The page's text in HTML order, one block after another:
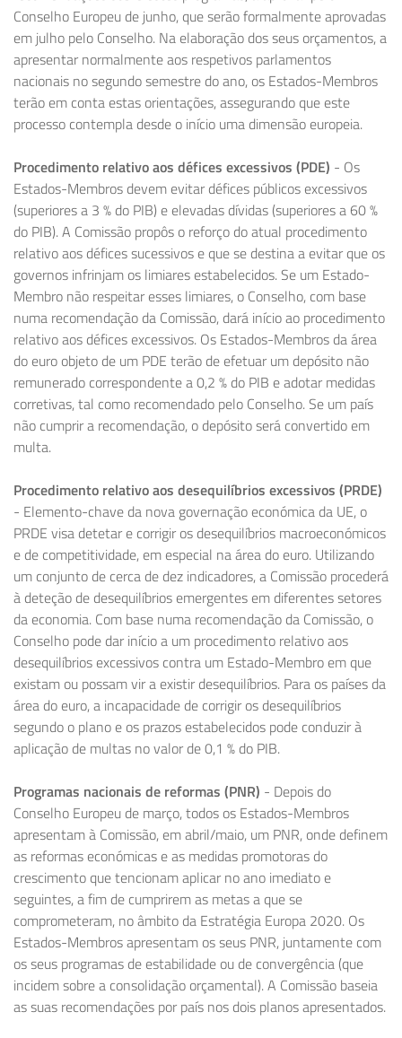
Conselho Europeu de junho, que serão formalmente aprovadas
em julho pelo Conselho. Na elaboração dos seus orçamentos, a
apresentar normalmente aos respetivos parlamentos
nacionais no segundo semestre do ano, os Estados-Membros
terão em conta estas orientações, assegurando que este
processo contempla desde o início uma dimensão europeia.
Procedimento relativo aos défices excessivos (PDE) - Os
Estados-Membros devem evitar défices públicos excessivos
(superiores a 3 % do PIB) e elevadas dívidas (superiores a 60 %
do PIB). A Comissão propôs o reforço do atual procedimento
relativo aos défices sucessivos e que se destina a evitar que os
governos infrinjam os limiares estabelecidos. Se um Estado-
Membro não respeitar esses limiares, o Conselho, com base
numa recomendação da Comissão, dará início ao procedimento
relativo aos défices excessivos. Os Estados-Membros da área
do euro objeto de um PDE terão de efetuar um depósito não
remunerado correspondente a 0,2 % do PIB e adotar medidas
corretivas, tal como recomendado pelo Conselho. Se um país
não cumprir a recomendação, o depósito será convertido em
multa.
Procedimento relativo aos desequilíbrios excessivos (PRDE)
- Elemento-chave da nova governação económica da UE, o
PRDE visa detetar e corrigir os desequilíbrios macroeconómicos
e de competitividade, em especial na área do euro. Utilizando
um conjunto de cerca de dez indicadores, a Comissão procederá
à deteção de desequilíbrios emergentes em diferentes setores
da economia. Com base numa recomendação da Comissão, o
Conselho pode dar início a um procedimento relativo aos
desequilíbrios excessivos contra um Estado-Membro em que
existam ou possam vir a existir desequilíbrios. Para os países da
área do euro, a incapacidade de corrigir os desequilíbrios
segundo o plano e os prazos estabelecidos pode conduzir à
aplicação de multas no valor de 0,1 % do PIB.
Programas nacionais de reformas (PNR) - Depois do
Conselho Europeu de março, todos os Estados-Membros
apresentam à Comissão, em abril/maio, um PNR, onde definem
as reformas económicas e as medidas promotoras do
crescimento que tencionam aplicar no ano imediato e
seguintes, a fim de cumprirem as metas a que se
comprometeram, no âmbito da Estratégia Europa 2020. Os
Estados-Membros apresentam os seus PNR, juntamente com
os seus programas de estabilidade ou de convergência (que
incidem sobre a consolidação orçamental). A Comissão baseia
as suas recomendações por país nos dois planos apresentados.